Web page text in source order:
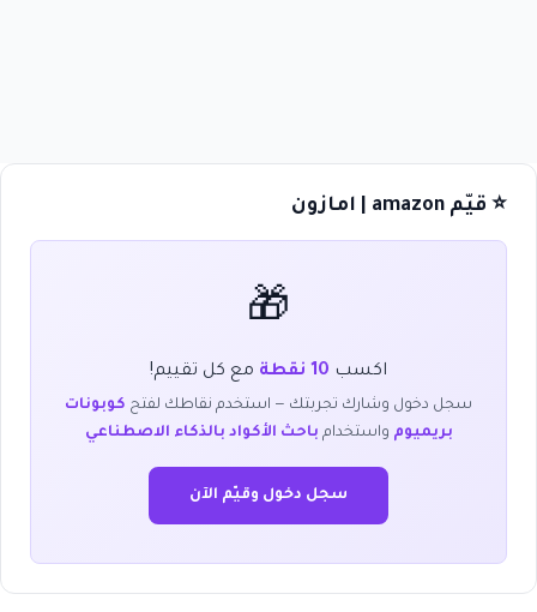
⭐ قيّم amazon | امازون
🎁
اكسب 10 نقطة مع كل تقييم!
سجل دخول وشارك تجربتك — استخدم نقاطك لفتح كوبونات
بريميوم واستخدام باحث الأكواد بالذكاء الاصطناعي
سجل دخول وقيّم الآن